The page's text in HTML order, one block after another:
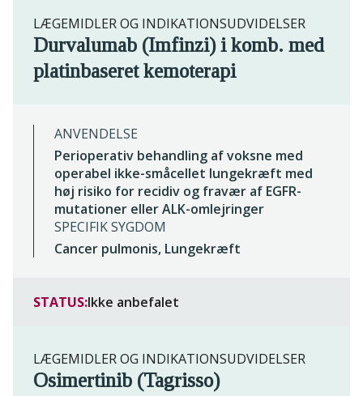
LÆGEMIDLER OG INDIKATIONSUDVIDELSER
Durvalumab (Imfinzi) i komb. med
platinbaseret kemoterapi
ANVENDELSE
Perioperativ behandling af voksne med
operabel ikke-småcellet lungekræft med
høj risiko for recidiv og fravær af EGFR-
mutationer eller ALK-omlejringer
SPECIFIK SYGDOM
Cancer pulmonis, Lungekræft
STATUS:Ikke anbefalet
LÆGEMIDLER OG INDIKATIONSUDVIDELSER
Osimertinib (Tagrisso)